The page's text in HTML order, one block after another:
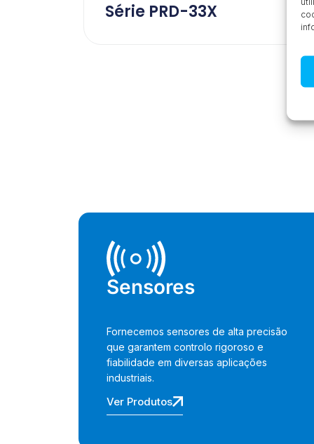
Série PRD-33X
Sensores
Fornecemos sensores de alta precisão
que garantem controlo rigoroso e
fiabilidade em diversas aplicações
industriais.
Ver Produtos